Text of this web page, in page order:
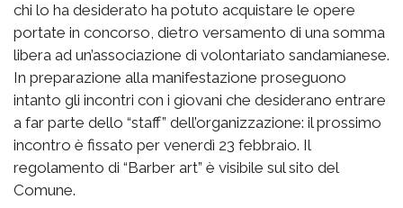
chi lo ha desiderato ha potuto acquistare le opere
portate in concorso, dietro versamento di una somma
libera ad un’associazione di volontariato sandamianese.
In preparazione alla manifestazione proseguono
intanto gli incontri con i giovani che desiderano entrare
a far parte dello “staff” dell’organizzazione: il prossimo
incontro è fissato per venerdì 23 febbraio. Il
regolamento di “Barber art” è visibile sul sito del
Comune.